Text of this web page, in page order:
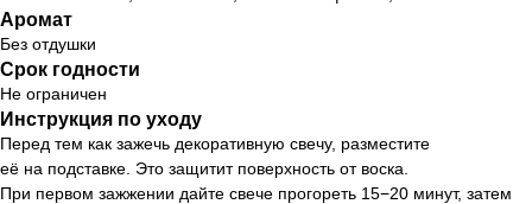
Аромат
Без отдушки
Срок годности
Не ограничен
Инструкция по уходу
Перед тем как зажечь декоративную свечу, разместите
её на подставке. Это защитит поверхность от воска.
При первом зажжении дайте свече прогореть 15−20 минут, затем